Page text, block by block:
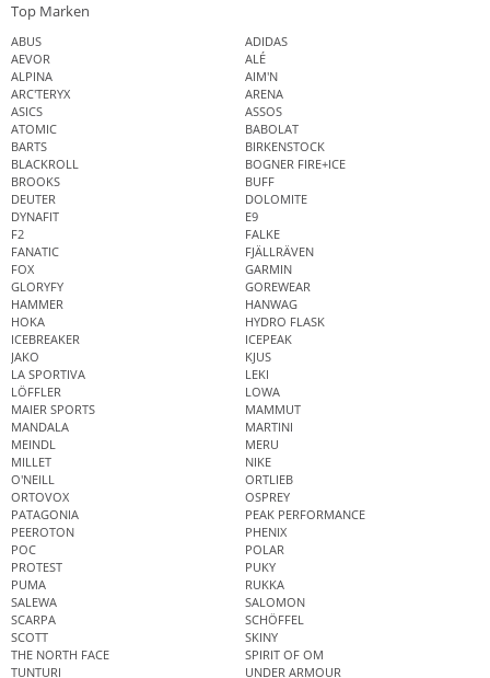
Top Marken
ABUS
ADIDAS
AEVOR
ALÉ
ALPINA
AIM'N
ARC'TERYX
ARENA
ASICS
ASSOS
ATOMIC
BABOLAT
BARTS
BIRKENSTOCK
BLACKROLL
BOGNER FIRE+ICE
BROOKS
BUFF
DEUTER
DOLOMITE
DYNAFIT
E9
F2
FALKE
FANATIC
FJÄLLRÄVEN
FOX
GARMIN
GLORYFY
GOREWEAR
HAMMER
HANWAG
HOKA
HYDRO FLASK
ICEBREAKER
ICEPEAK
JAKO
KJUS
LA SPORTIVA
LEKI
LÖFFLER
LOWA
MAIER SPORTS
MAMMUT
MANDALA
MARTINI
MEINDL
MERU
MILLET
NIKE
O'NEILL
ORTLIEB
ORTOVOX
OSPREY
PATAGONIA
PEAK PERFORMANCE
PEEROTON
PHENIX
POC
POLAR
PROTEST
PUKY
PUMA
RUKKA
SALEWA
SALOMON
SCARPA
SCHÖFFEL
SCOTT
SKINY
THE NORTH FACE
SPIRIT OF OM
TUNTURI
UNDER ARMOUR